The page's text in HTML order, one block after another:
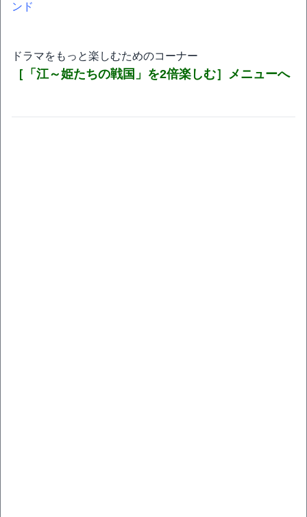
ンド
ドラマをもっと楽しむためのコーナー
［「江～姫たちの戦国」を2倍楽しむ］メニューへ